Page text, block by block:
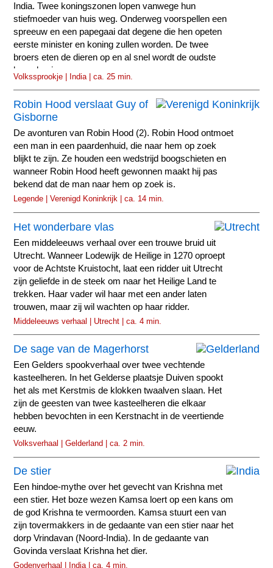
India. Twee koningszonen lopen vanwege hun
stiefmoeder van huis weg. Onderweg voorspellen een
spreeuw en een papegaai dat degene die hen opeten
eerste minister en koning zullen worden. De twee
broers eten de dieren op en al snel wordt de oudste
broer koning.
Volkssprookje | India | ca. 25 min.
Robin Hood verslaat Guy of
Gisborne
De avonturen van Robin Hood (2). Robin Hood ontmoet
een man in een paardenhuid, die naar hem op zoek
blijkt te zijn. Ze houden een wedstrijd boogschieten en
wanneer Robin Hood heeft gewonnen maakt hij pas
bekend dat de man naar hem op zoek is.
Legende | Verenigd Koninkrijk | ca. 14 min.
Het wonderbare vlas
Een middeleeuws verhaal over een trouwe bruid uit
Utrecht. Wanneer Lodewijk de Heilige in 1270 oproept
voor de Achtste Kruistocht, laat een ridder uit Utrecht
zijn geliefde in de steek om naar het Heilige Land te
trekken. Haar vader wil haar met een ander laten
trouwen, maar zij wil wachten op haar ridder.
Middeleeuws verhaal | Utrecht | ca. 4 min.
De sage van de Magerhorst
Een Gelders spookverhaal over twee vechtende
kasteelheren. In het Gelderse plaatsje Duiven spookt
het als met Kerstmis de klokken twaalven slaan. Het
zijn de geesten van twee kasteelheren die elkaar
hebben bevochten in een Kerstnacht in de veertiende
eeuw.
Volksverhaal | Gelderland | ca. 2 min.
De stier
Een hindoe-mythe over het gevecht van Krishna met
een stier. Het boze wezen Kamsa loert op een kans om
de god Krishna te vermoorden. Kamsa stuurt een van
zijn tovermakkers in de gedaante van een stier naar het
dorp Vrindavan (Noord-India). In de gedaante van
Govinda verslaat Krishna het dier.
Godenverhaal | India | ca. 4 min.